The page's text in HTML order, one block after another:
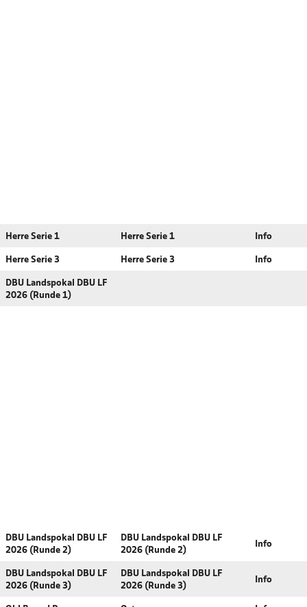
Herre Serie 1 Herre Serie 1 Info
Herre Serie 3 Herre Serie 3 Info
DBU Landspokal DBU LF
2026 (Runde 1)
DBU Landspokal DBU LF
2026 (Runde 2)
DBU Landspokal DBU LF
2026 (Runde 2)
Info
DBU Landspokal DBU LF
2026 (Runde 3)
DBU Landspokal DBU LF
2026 (Runde 3)
Info